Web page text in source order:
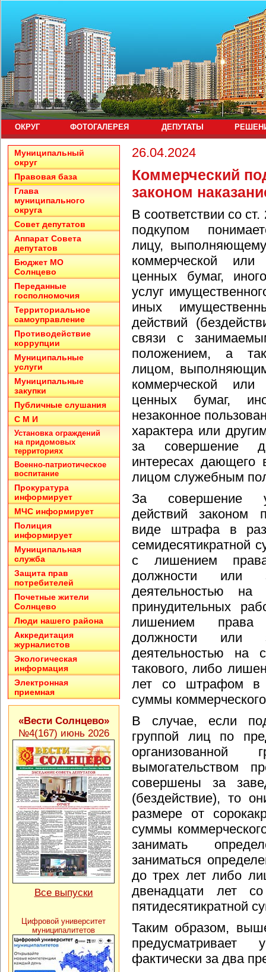
ОКРУГ ФОТОГАЛЕРЕЯ ДЕПУТАТЫ
26.04.2024
Коммерческий
законом
В соответствии со
подкупом
лицу,
коммерческой или
ценных бумаг,
услуг
иных
действий
связи с
положением, а
лицом,
коммерческой или
ценных бумаг,
незаконное
характера или
за совершение
интересах
лицом служебным
За совершение
действий законом
виде штрафа в
семидесятикратной
с лишением
должности или
деятельностью
принудительных
лишением права
должности или
деятельностью
такового, либо
лет со штрафом в
суммы
В случае, если
группой лиц по
вымогательством
совершены за
(бездействие), то
размере от
суммы
занимать
заниматься
до трех лет либо
двенадцати лет
пятидесятикратной
Таким образом,
предусматривает
фактически за два
Муниципальный
округ
Правовая база
Глава
муниципального
округа
Совет депутатов
Аппарат Совета
депутатов
Бюджет МО
Солнцево
Переданные
госполномочия
Территориальное
самоуправление
Противодействие
коррупции
Муниципальные
услуги
Муниципальные
закупки
Публичные слушания
С М И
Установка ограждений
на придомовых
территориях
Военно-патриотическое
воспитание
Прокуратура
информирует
МЧС информирует
Полиция
информирует
Муниципальная
служба
Защита прав
потребителей
Почетные жители
Солнцево
Люди нашего района
Аккредитация
журналистов
Экологическая
информация
Электронная
приемная
«Вести Солнцево»
№4(167) июнь 2026
Все выпуски
Цифровой университет
муниципалитетов